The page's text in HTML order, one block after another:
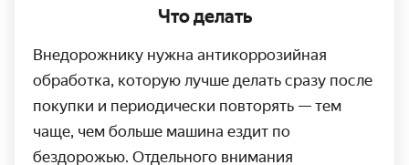
Что делать
Внедорожнику нужна антикоррозийная
обработка, которую лучше делать сразу после
покупки и периоди­чески повторять — тем
чаще, чем больше машина ездит по
бездорожью. Отдельного внимания